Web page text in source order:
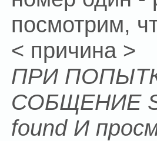
посмотрим,
< причина >
ПРИ
СОБЩЕНИЕ
found И